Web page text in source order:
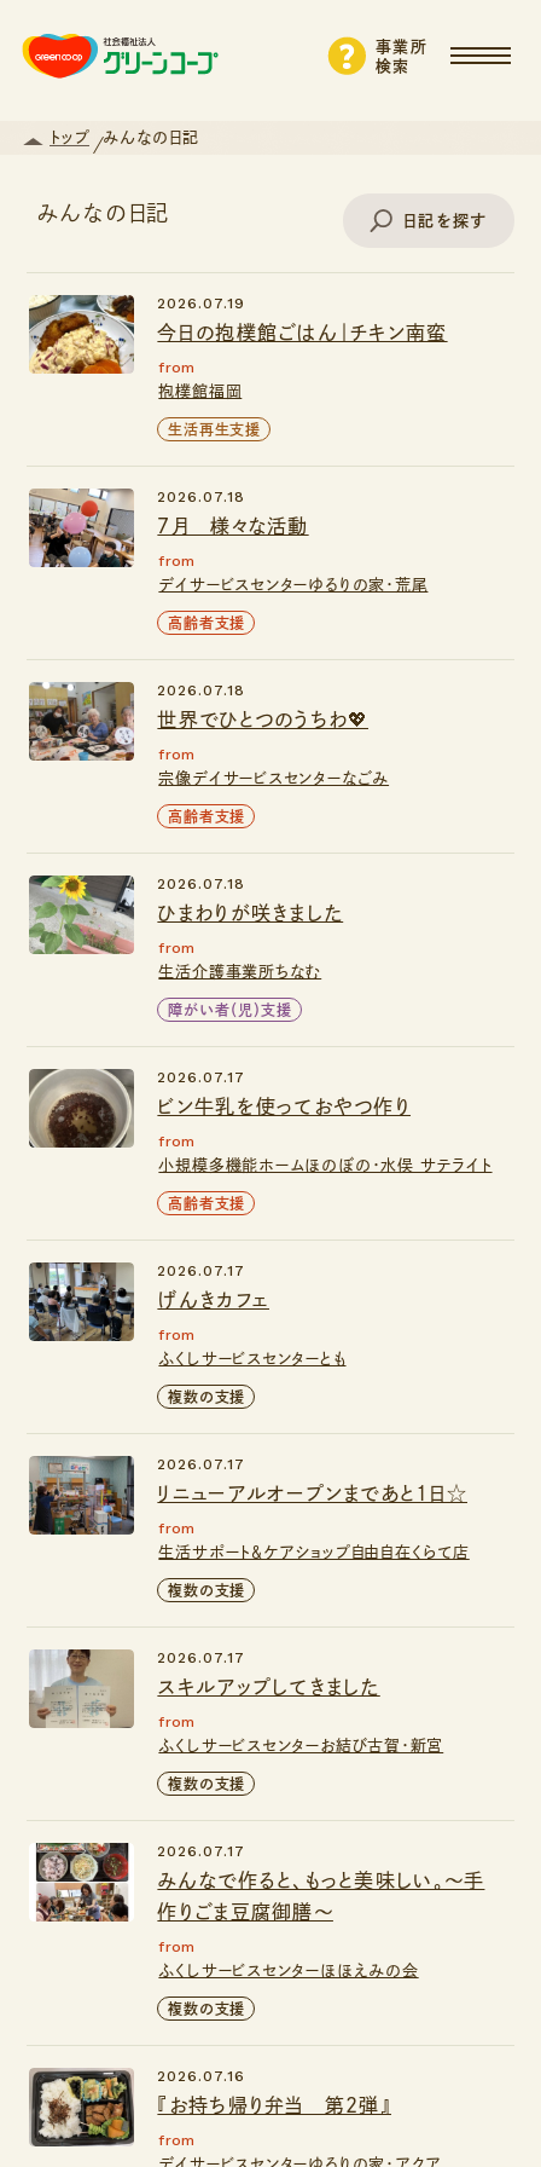
事業所
検索
トップ みんなの日記
みんなの日記 日記を探す
事業所名で探す
エリアから探す
支援・サービスから探す
今日の抱樸館ごはん｜チキン南蛮
2026.07.19
from
抱樸館福岡
生活再生支援
７月 様々な活動
2026.07.18
from
デイサービスセンターゆるりの家・荒尾
高齢者支援
世界でひとつのうちわ💖
2026.07.18
from
宗像デイサービスセンターなごみ
高齢者支援
ひまわりが咲きました
2026.07.18
from
生活介護事業所ちなむ
障がい者（児）支援
ビン牛乳を使っておやつ作り
2026.07.17
from
小規模多機能ホームほのぼの・水俣 サテライト
高齢者支援
げんきカフェ
2026.07.17
from
ふくしサービスセンターとも
複数の支援
リニューアルオープンまであと1日☆
2026.07.17
from
生活サポート＆ケアショップ自由自在くらて店
複数の支援
スキルアップしてきました
2026.07.17
from
ふくしサービスセンターお結び古賀・新宮
複数の支援
みんなで作ると、もっと美味しい。～手
作りごま豆腐御膳～
2026.07.17
from
ふくしサービスセンターほほえみの会
複数の支援
『お持ち帰り弁当 第2弾』
2026.07.16
from